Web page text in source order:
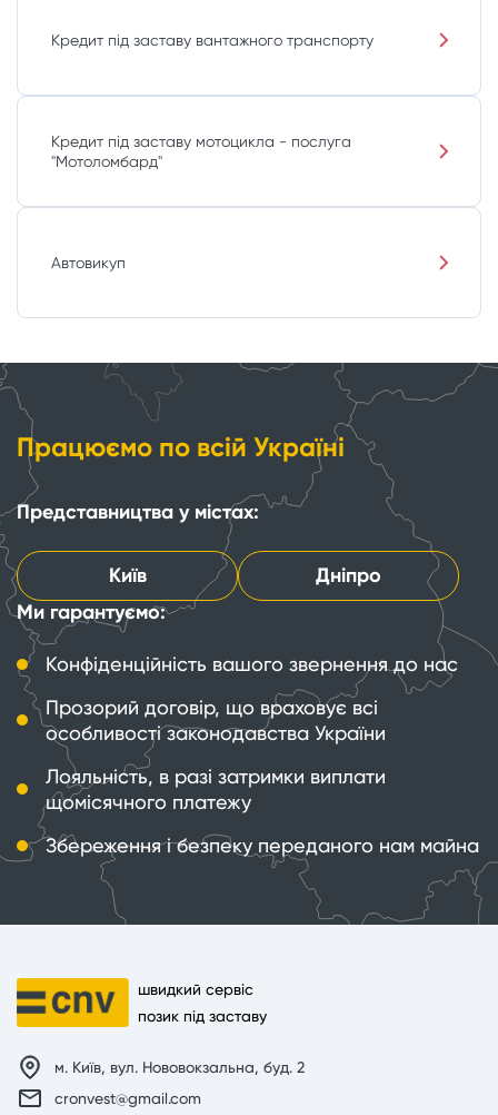
Кредит під заставу вантажного транспорту
Кредит під заставу мотоцикла - послуга
"Мотоломбард"
Автовикуп
Працюємо по всій Україні
Представництва у містах:
Київ
Дніпро
Ми гарантуємо:
Конфіденційність вашого звернення до нас
Прозорий договір, що враховує всі
особливості законодавства України
Лояльність, в разі затримки виплати
щомісячного платежу
Збереження і безпеку переданого нам майна
швидкий сервіс
позик під заставу
м. Київ, вул. Нововокзальна, буд. 2
cronvest@gmail.com